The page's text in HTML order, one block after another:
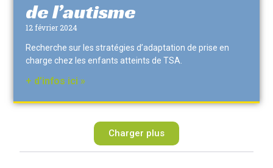
de l’autisme
12 février 2024
Recherche sur les stratégies d’adaptation de prise en
charge chez les enfants atteints de TSA.
+ d'infos ici »
Charger plus